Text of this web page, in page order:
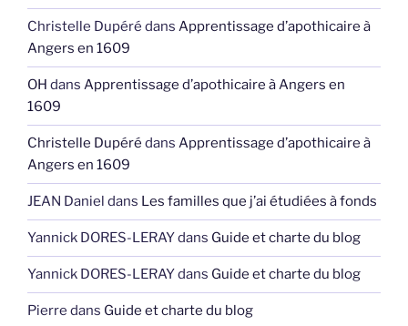
Christelle Dupéré dans Apprentissage d’apothicaire à
Angers en 1609
OH dans Apprentissage d’apothicaire à Angers en
1609
Christelle Dupéré dans Apprentissage d’apothicaire à
Angers en 1609
JEAN Daniel dans Les familles que j’ai étudiées à fonds
Yannick DORES-LERAYdans Guide et charte du blog
Yannick DORES-LERAYdans Guide et charte du blog
Pierre dans Guide et charte du blog